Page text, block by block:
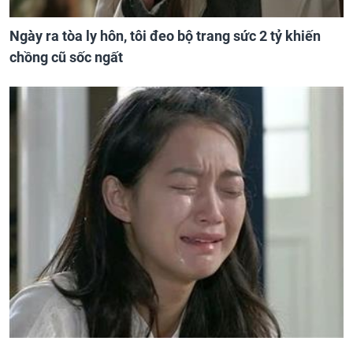
Ngày ra tòa ly hôn, tôi đeo bộ trang sức 2 tỷ khiến
chồng cũ sốc ngất